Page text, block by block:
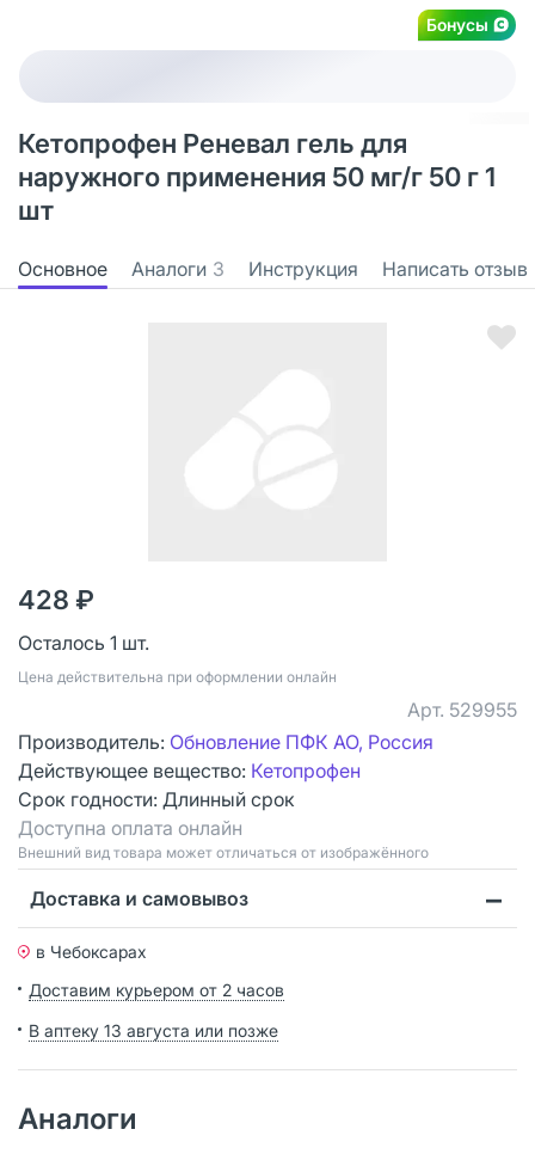
Бонусы
Кетопрофен Реневал гель для
наружного применения 50 мг/г 50 г 1
шт
Основное Аналоги 3 Инструкция Написать отзыв
428 ₽
Осталось 1 шт.
Цена действительна при оформлении онлайн
Арт. 529955
Производитель: Обновление ПФК АО, Россия
Действующее вещество: Кетопрофен
Срок годности: Длинный срок
Доступна оплата онлайн
Bнешний вид товара может отличаться от изображённого
Доставка и самовывоз
в Чебоксарах
Доставим курьером от 2 часов
В аптеку 13 августа или позже
Аналоги